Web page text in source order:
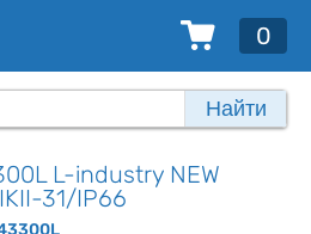
0
Найти
L-industry NEW
31/IP66